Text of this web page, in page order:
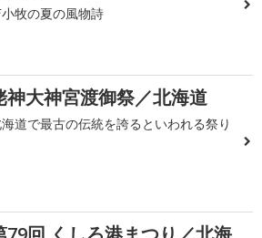
牧の夏の風物詩
神大神宮渡御祭／北海道
道で最古の伝統を誇るといわれる祭り